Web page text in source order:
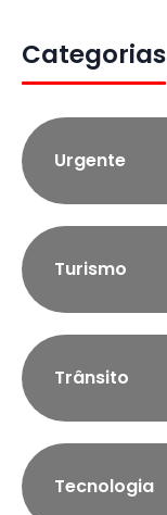
Categorias
Urgente
Turismo
Trânsito
Tecnologia